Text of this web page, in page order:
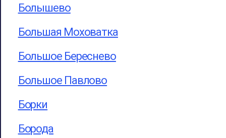
Болышево
Большая Моховатка
Большое Береснево
Большое Павлово
Борки
Борода